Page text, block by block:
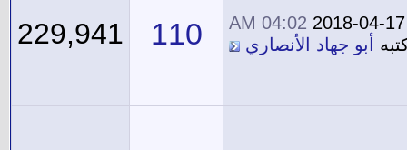
2018-04-17
04:02 AM
أبو جهاد الأنصاري 110
229,941